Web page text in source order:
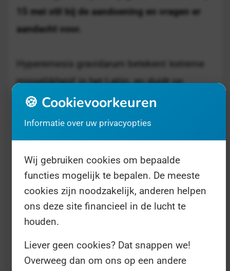
15 mei stil bij de aandoening en vragen er
aandacht voor.
Hyperemesis gravidarum betekent 'extreme
misselijkheid' in het Latijn, en duidt op
overgeven tijdens de zwangerschap. De
Hyperemesis Gravidarum). Die helpt mensen
die hier last van hebben. Dit jaarlijkse
evenement is dan ook een uitgelezen kans
om het bewustzijn van deze heftige
ondersteunende organisaties over de hele
🍪 Cookievoorkeuren
Informatie over uw privacyopties
Wij gebruiken cookies om bepaalde
functies mogelijk te bepalen. De meeste
cookies zijn noodzakelijk, anderen helpen
ons deze site financieel in de lucht te
houden.
Liever geen cookies? Dat snappen we!
Overweeg dan om ons op een andere